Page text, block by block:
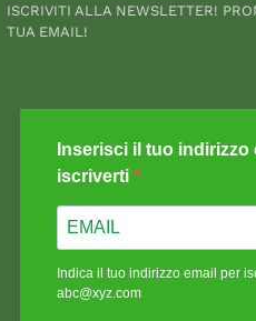
ISCRIVITI ALLA NEWSLETTER!
TUA EMAIL!
Inserisci il tuo indirizzo
iscriverti
Indica il tuo indirizzo email per
abc@xyz.com